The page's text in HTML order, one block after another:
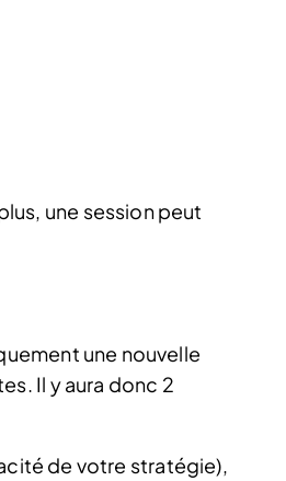
une session peut
une nouvelle
Il y aura donc 2
de votre stratégie),